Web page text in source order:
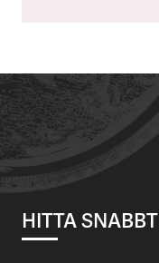
HITTA SNABBT